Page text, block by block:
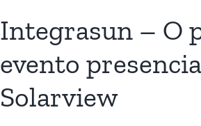
Integrasun – O
evento
Solarview